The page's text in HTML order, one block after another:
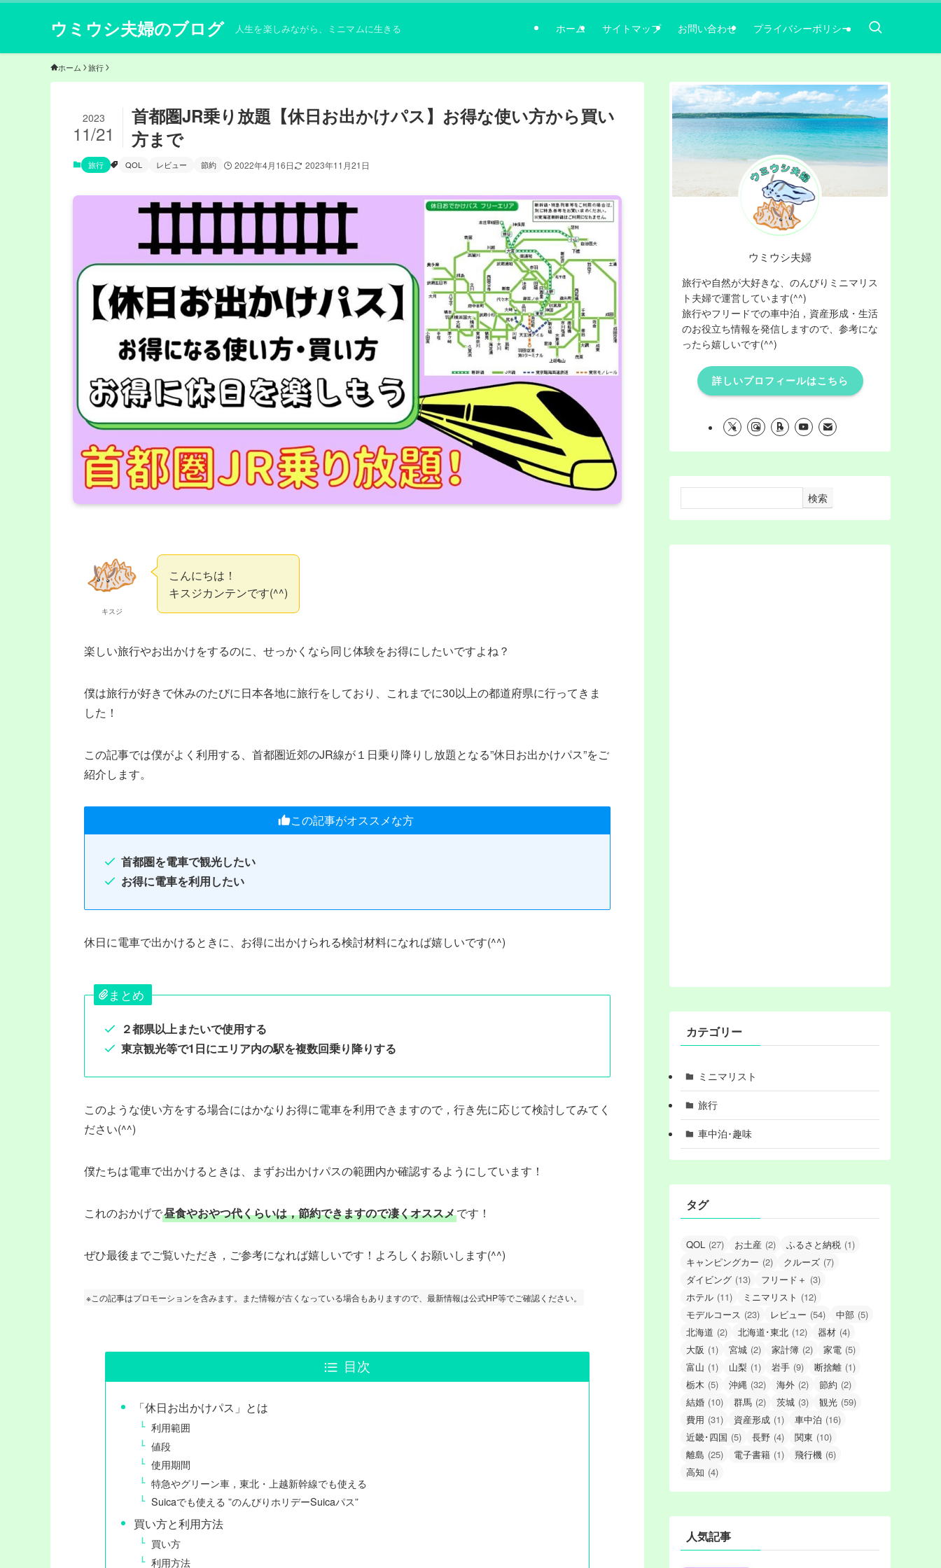
ウミウシ夫婦のブログ 人生を楽しみながら、ミニマムに生きる ホーム サイトマップ お問い合わせ プライバシーポリシー
ホーム 旅行
首都圏JR乗り放題【休日お出かけパス】お得な使い方から買い
方まで
2023
11/21
旅行 QOL レビュー 節約 2022年4月16日 2023年11月21日
キスジ
こんにちは！
キスジカンテンです(^^)
楽しい旅行やお出かけをするのに、せっかくなら同じ体験をお得にしたいですよね？
僕は旅行が好きで休みのたびに日本各地に旅行をしており、これまでに30以上の都道府県に行ってきま
した！
この記事では僕がよく利用する、首都圏近郊のJR線が１日乗り降りし放題となる”休日お出かけパス”をご
紹介します。
この記事がオススメな方
首都圏を電車で観光したい
お得に電車を利用したい
休日に電車で出かけるときに、お得に出かけられる検討材料になれば嬉しいです(^^)
まとめ
２都県以上またいで使用する
東京観光等で1日にエリア内の駅を複数回乗り降りする
このような使い方をする場合にはかなりお得に電車を利用できますので，行き先に応じて検討してみてく
ださい(^^)
僕たちは電車で出かけるときは、まずお出かけパスの範囲内か確認するようにしています！
これのおかげで昼食やおやつ代くらいは，節約できますので凄くオススメです！
ぜひ最後までご覧いただき，ご参考になれば嬉しいです！よろしくお願いします(^^)
※この記事はプロモーションを含みます。また情報が古くなっている場合もありますので、最新情報は公式HP等でご確認ください。
目次
「休日お出かけパス」とは
利用範囲
値段
使用期間
特急やグリーン車，東北・上越新幹線でも使える
Suicaでも使える ”のんびりホリデーSuicaパス”
買い方と利用方法
買い方
利用方法
ウミウシ夫婦
旅行や自然が大好きな、のんびりミニマリス
ト夫婦で運営しています(^^)
旅行やフリードでの車中泊，資産形成・生活
のお役立ち情報を発信しますので、参考にな
ったら嬉しいです(^^)
詳しいプロフィールはこちら
検索
カテゴリー
ミニマリスト
旅行
車中泊･趣味
タグ
QOL (27) お土産 (2) ふるさと納税 (1)
キャンピングカー (2) クルーズ (7)
ダイビング (13) フリード＋ (3)
ホテル (11) ミニマリスト (12)
モデルコース (23) レビュー (54) 中部 (5)
北海道 (2) 北海道･東北 (12) 器材 (4)
大阪 (1) 宮城 (2) 家計簿 (2) 家電 (5)
富山 (1) 山梨 (1) 岩手 (9) 断捨離 (1)
栃木 (5) 沖縄 (32) 海外 (2) 節約 (2)
結婚 (10) 群馬 (2) 茨城 (3) 観光 (59)
費用 (31) 資産形成 (1) 車中泊 (16)
近畿･四国 (5) 長野 (4) 関東 (10)
離島 (25) 電子書籍 (1) 飛行機 (6)
高知 (4)
人気記事